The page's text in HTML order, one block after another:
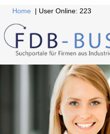
Home | User Online: 223